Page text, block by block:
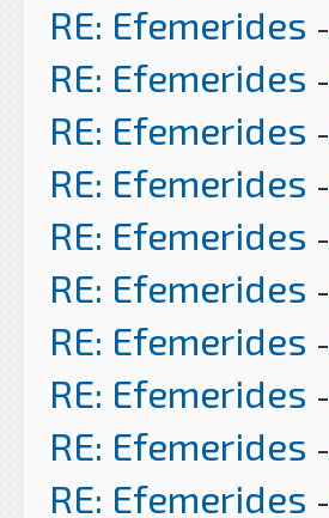
RE: Efemerides -
RE: Efemerides -
RE: Efemerides -
RE: Efemerides -
RE: Efemerides -
RE: Efemerides -
RE: Efemerides -
RE: Efemerides -
RE: Efemerides -
RE: Efemerides -